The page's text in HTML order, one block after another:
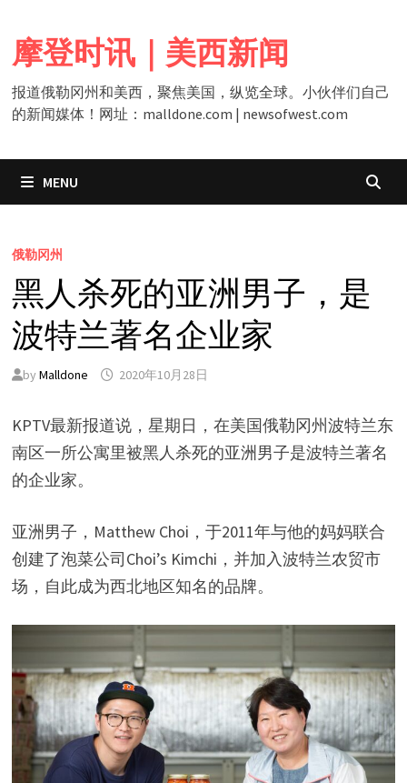
content
摩登时讯｜美西新闻
报道俄勒冈州和美西，聚焦美国，纵览全球。小伙伴们自己
的新闻媒体！网址：malldone.com | newsofwest.com
MENU
俄勒冈州
黑人杀死的亚洲男子，是
波特兰著名企业家
by Malldone 2020年10月28日
KPTV最新报道说，星期日，在美国俄勒冈州波特兰东
南区一所公寓里被黑人杀死的亚洲男子是波特兰著名
的企业家。
亚洲男子，Matthew Choi，于2011年与他的妈妈联合
创建了泡菜公司Choi’s Kimchi，并加入波特兰农贸市
场，自此成为西北地区知名的品牌。